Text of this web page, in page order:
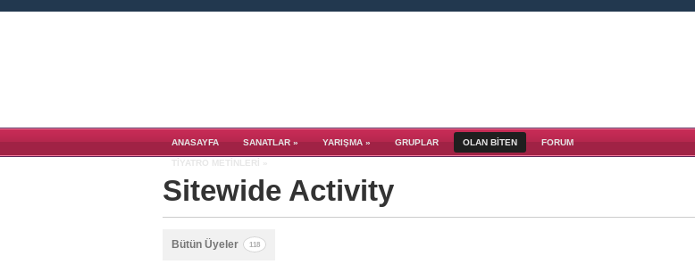
ANASAYFA SANATLAR» YARIŞMA» GRUPLAR OLAN BITEN FORUM
TIYATRO METINLERI »
Sitewide Activity
Bütün Üyeler 118